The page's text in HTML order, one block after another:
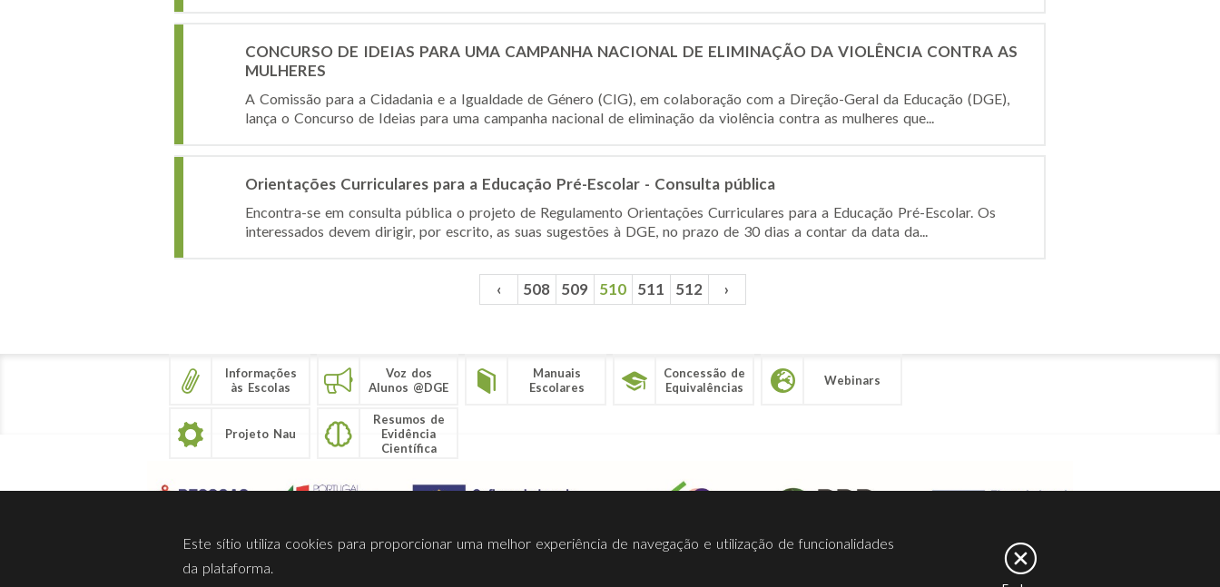
CONCURSO DE IDEIAS PARA UMA CAMPANHA NACIONAL DE ELIMINAÇÃO DA VIOLÊNCIA CONTRA AS
MULHERES
A Comissão para a Cidadania e a Igualdade de Género (CIG), em colaboração com a Direção-Geral da Educação (DGE),
lança o Concurso de Ideias para uma campanha nacional de eliminação da violência contra as mulheres que...
Orientações Curriculares para a Educação Pré-Escolar - Consulta pública
Encontra-se em consulta pública o projeto de Regulamento Orientações Curriculares para a Educação Pré-Escolar. Os
interessados devem dirigir, por escrito, as suas sugestões à DGE, no prazo de 30 dias a contar da data da...
‹ 508 509 510 511 512 ›
Informações
às Escolas
Voz dos
Alunos @DGE
Manuais
Escolares
Concessão de
Equivalências
Webinars
Projeto Nau
Resumos de
Evidência
Científica
Este sítio utiliza cookies para proporcionar uma melhor experiência de navegação e utilização de funcionalidades
da plataforma.